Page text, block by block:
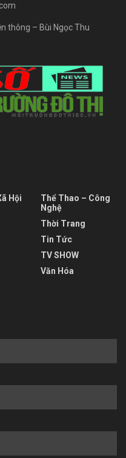
thông – Bùi Ngọc Thu
Hội
Thể Thao – Công
Nghệ
Thời Trang
Tin Tức
TV SHOW
Văn Hóa